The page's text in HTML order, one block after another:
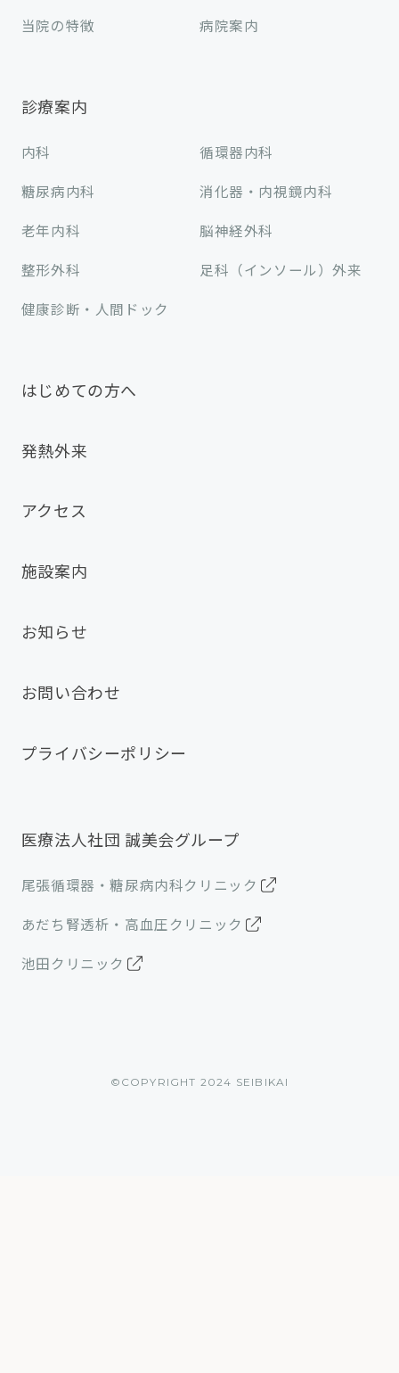
当院の特徴 病院案内
診療案内
内科 循環器内科
糖尿病内科 消化器・内視鏡内科
老年内科 脳神経外科
整形外科 足科（インソール）外来
健康診断・人間ドック
はじめての方へ
発熱外来
アクセス
施設案内
お知らせ
お問い合わせ
プライバシーポリシー
医療法人社団 誠美会グループ
尾張循環器・糖尿病内科クリニック
あだち腎透析・高血圧クリニック
池田クリニック
©︎COPYRIGHT 2024 SEIBIKAI